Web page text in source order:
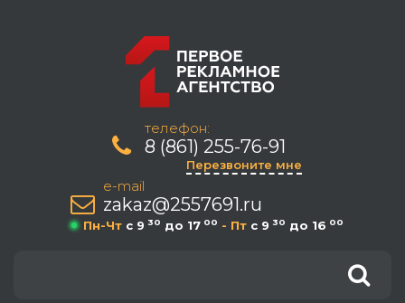
телефон:
8 (861) 255-76-91
Перезвоните мне
e-mail
zakaz@2557691.ru
Пн-Чт c 9 30 до 17 00 - Пт c 9 30 до 16 00